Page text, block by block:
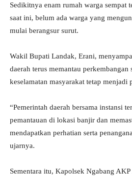
Sedikitnya enam rumah warga sempat
saat ini, belum ada warga yang
mulai berangsur surut.
Wakil Bupati Landak, Erani,
daerah terus memantau perkembangan
keselamatan masyarakat tetap menjadi
“Pemerintah daerah bersama instansi
pemantauan di lokasi banjir dan
mendapatkan perhatian serta
ujarnya.
Sementara itu, Kapolsek Ngabang